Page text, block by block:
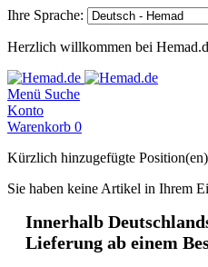
Ihre Sprache:
Herzlich willkommen bei
Menü Suche
Konto
Warenkorb 0
Kürzlich hinzugefügte Position(en)
Sie haben keine Artikel in Ihrem
Innerhalb
Lieferung ab einem